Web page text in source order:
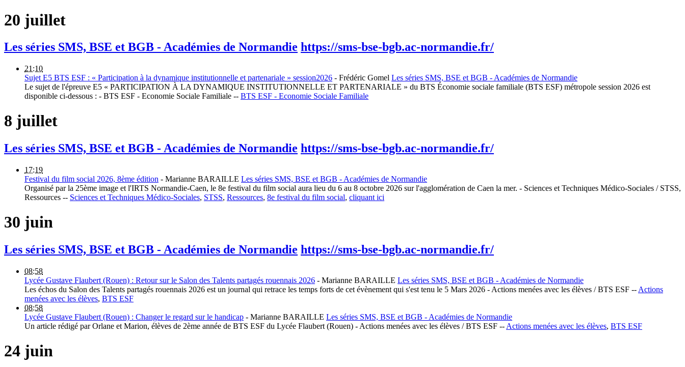
20 juillet
Les séries SMS, BSE et BGB - Académies de Normandie https://sms-bse-bgb.ac-normandie.fr/
21:10
Sujet E5 BTS ESF : « Participation à la dynamique institutionnelle et partenariale » session2026 - Frédéric Gomel Les séries SMS, BSE et BGB - Académies de Normandie
Le sujet de l'épreuve E5 « PARTICIPATION À LA DYNAMIQUE INSTITUTIONNELLE ET PARTENARIALE » du BTS Économie sociale familiale (BTS ESF) métropole session 2026 est
disponible ci-dessous : - BTS ESF - Economie Sociale Familiale -- BTS ESF - Economie Sociale Familiale
8 juillet
Les séries SMS, BSE et BGB - Académies de Normandie https://sms-bse-bgb.ac-normandie.fr/
17:19
Festival du film social 2026, 8ème édition - Marianne BARAILLE Les séries SMS, BSE et BGB - Académies de Normandie
Organisé par la 25ème image et l'IRTS Normandie-Caen, le 8e festival du film social aura lieu du 6 au 8 octobre 2026 sur l'agglomération de Caen la mer. - Sciences et Techniques Médico-Sociales / STSS,
Ressources -- Sciences et Techniques Médico-Sociales, STSS, Ressources, 8e festival du film social, cliquant ici
30 juin
Les séries SMS, BSE et BGB - Académies de Normandie https://sms-bse-bgb.ac-normandie.fr/
08:58
Lycée Gustave Flaubert (Rouen) : Retour sur le Salon des Talents partagés rouennais 2026 - Marianne BARAILLE Les séries SMS, BSE et BGB - Académies de Normandie
Les échos du Salon des Talents partagés rouennais 2026 est un journal qui retrace les temps forts de cet évènement qui s'est tenu le 5 Mars 2026 - Actions menées avec les élèves / BTS ESF -- Actions
menées avec les élèves, BTS ESF
08:58
Lycée Gustave Flaubert (Rouen) : Changer le regard sur le handicap - Marianne BARAILLE Les séries SMS, BSE et BGB - Académies de Normandie
Un article rédigé par Orlane et Marion, élèves de 2ème année de BTS ESF du Lycée Flaubert (Rouen) - Actions menées avec les élèves / BTS ESF -- Actions menées avec les élèves, BTS ESF
24 juin